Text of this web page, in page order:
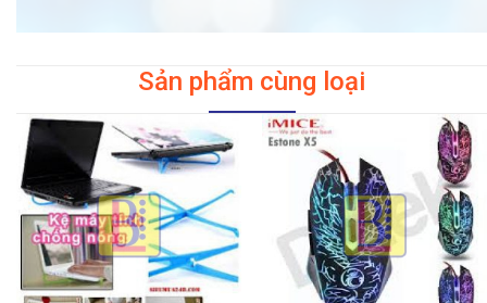
Sản phẩm cùng loại